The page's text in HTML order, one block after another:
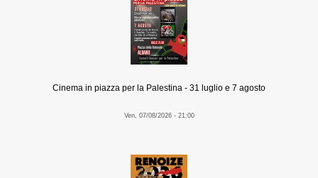
Cinema in piazza per la Palestina - 31 luglio e 7 agosto
Ven, 07/08/2026 - 21:00